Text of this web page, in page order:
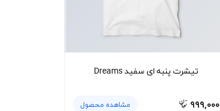
تیشرت پنبه ای سفید Dreams
۹۹۹,۰۰۰ مشاهده محصول